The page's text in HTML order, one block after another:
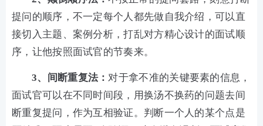
提问的顺序，不一定每个人都先做自我介绍，可以直
接切入主题、案例分析，打乱对方精心设计的面试顺
序，让他按照面试官的节奏来。
3、间断重复法： 对于拿不准的关键要素的信息，
面试官可以在不同时间段，用换汤不换药的问题去间
断重复提问，作为互相验证。判断一个人的某个点是